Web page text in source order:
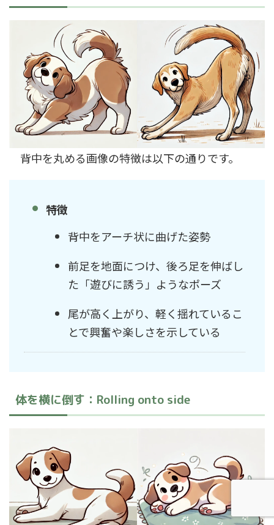
背中を丸める画像の特徴は以下の通りです。
特徴
背中をアーチ状に曲げた姿勢
前足を地面につけ、後ろ足を伸ばし
た「遊びに誘う」ようなポーズ
尾が高く上がり、軽く揺れているこ
とで興奮や楽しさを示している
体を横に倒す：Rolling onto side